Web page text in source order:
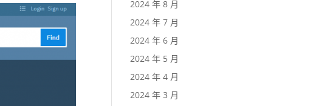
2024 年 8 月
2024 年 7 月
2024 年 6 月
2024 年 5 月
2024 年 4 月
2024 年 3 月